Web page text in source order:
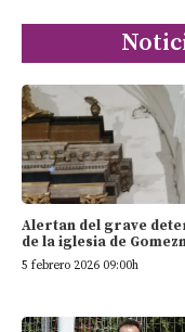
Alertan del grave
de la iglesia de
5 febrero 2026 09:00h